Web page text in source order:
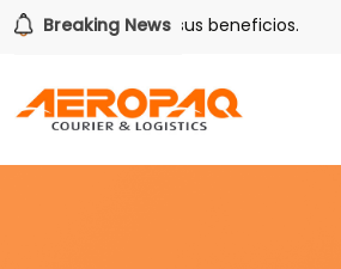
Breaking News
también tiene sus beneficios.